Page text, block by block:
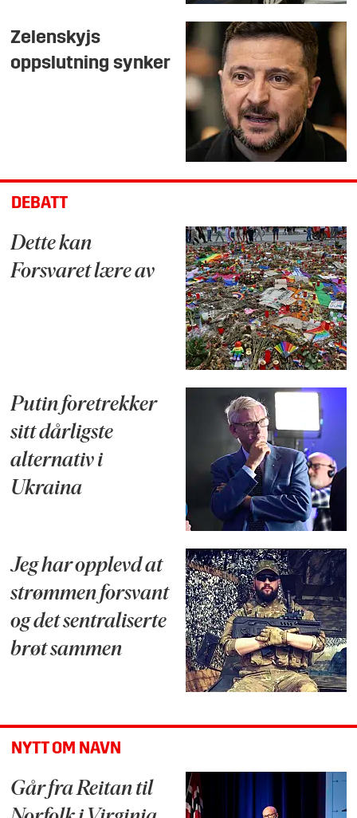
Zelenskyjs
oppslutning synker
DEBATT
Dette kan
Forsvaret lære av
Putin foretrekker
sitt dårligste
alternativ i
Ukraina
Jeg har opplevd at
strømmen forsvant
og det sentraliserte
brøt sammen
NYTT OM NAVN
Går fra Reitan til